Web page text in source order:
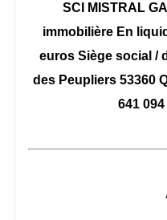
SCI MISTRAL
immobilière En
euros Siège social /
des Peupliers 53360
641